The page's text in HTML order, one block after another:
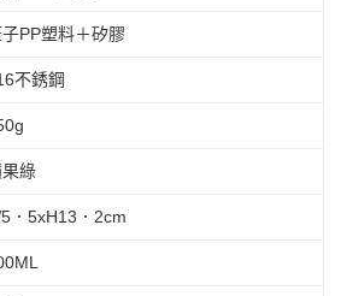
PP塑料＋矽膠
不銹鋼
綠
．5xH13．2cm